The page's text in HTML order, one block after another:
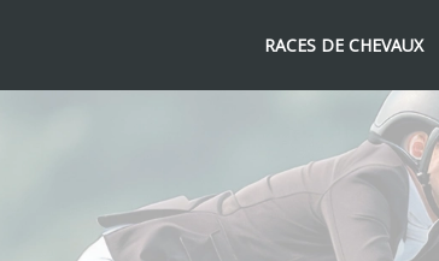
RACES DE CHEVAUX